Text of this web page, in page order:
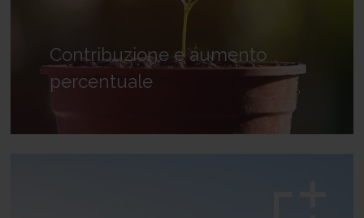
Contribuzione e aumento
percentuale